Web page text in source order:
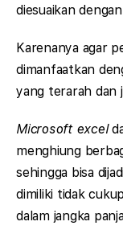
diesuaikan
Karenanya agar
dimanfaatkan
yang terarah dan
Microsoft excel
menghiung
sehingga bisa
dimiliki tidak
dalam jangka